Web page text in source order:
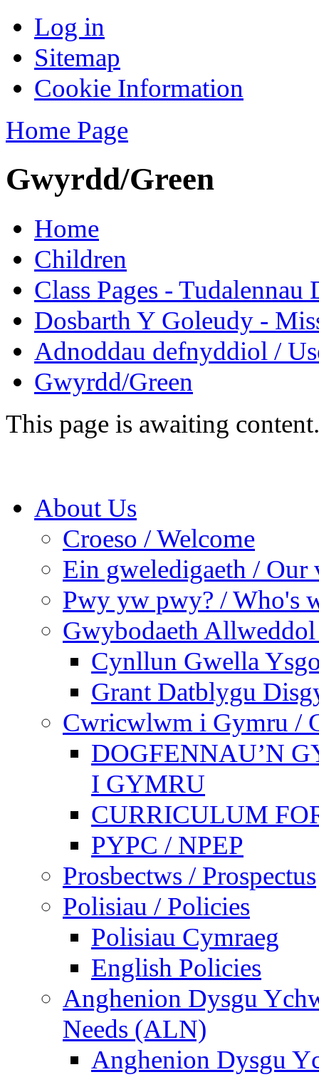
Log in
Sitemap
Cookie Information
Home Page
Gwyrdd/Green
Home
Children
Class Pages - Tudalennau
Dosbarth Y Goleudy -
Adnoddau defnyddiol /
Gwyrdd/Green
This page is awaiting content.
About Us
Croeso / Welcome
Ein gweledigaeth / Our
Pwy yw pwy? / Who's
Gwybodaeth
Cynllun Gwella
Grant Datblygu
Cwricwlwm i Gymru /
DOGFENNAU’N
I GYMRU
CURRICULUM
PYPC / NPEP
Prosbectws / Prospectus
Polisiau / Policies
Polisiau Cymraeg
English Policies
Anghenion Dysgu
Needs (ALN)
Anghenion Dysgu